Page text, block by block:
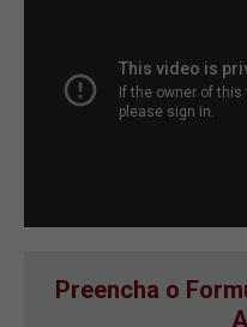
Preencha o